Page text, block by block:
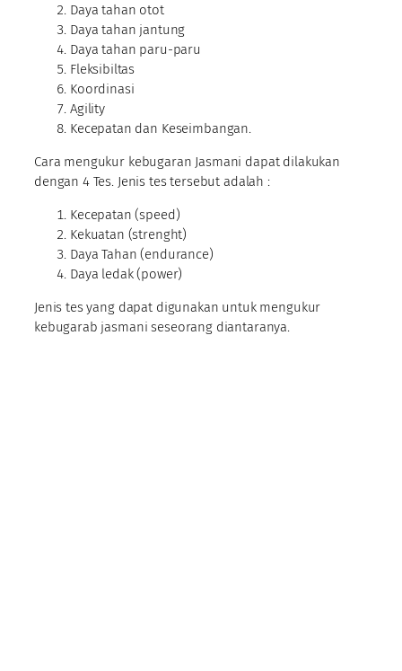
Daya tahan otot
Daya tahan jantung
Daya tahan paru-paru
Fleksibiltas
Koordinasi
Agility
Kecepatan dan Keseimbangan.
Cara mengukur kebugaran Jasmani dapat dilakukan
dengan 4 Tes. Jenis tes tersebut adalah :
Kecepatan (speed)
Kekuatan (strenght)
Daya Tahan (endurance)
Daya ledak (power)
Jenis tes yang dapat digunakan untuk mengukur
kebugarab jasmani seseorang diantaranya.